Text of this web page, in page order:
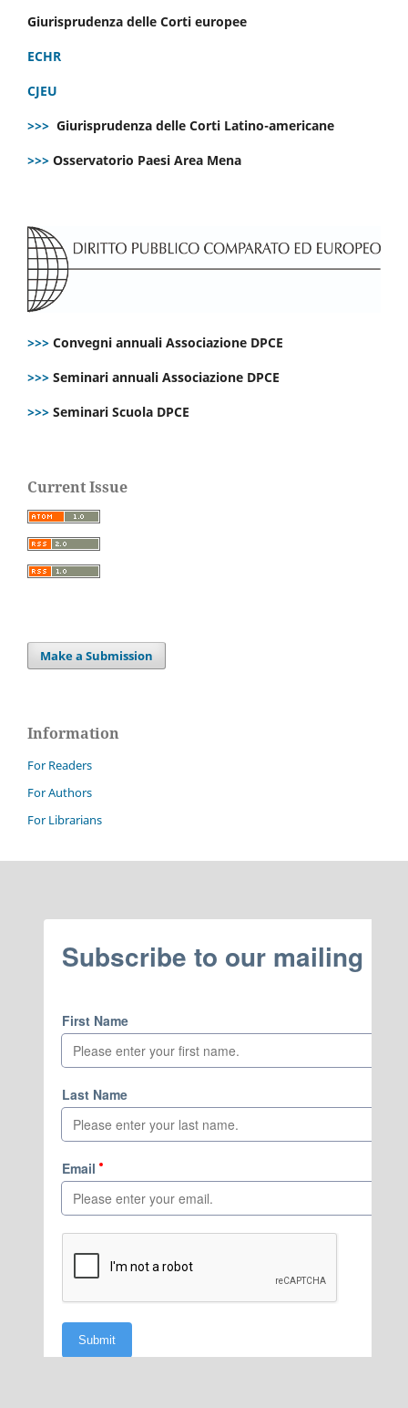
Giurisprudenza delle Corti europee
ECHR
CJEU
>>> Giurisprudenza delle Corti Latino-americane
>>> Osservatorio Paesi Area Mena
>>> Convegni annuali Associazione DPCE
>>> Seminari annuali Associazione DPCE
>>> Seminari Scuola DPCE
Current Issue
Make a Submission
Information
For Readers
For Authors
For Librarians